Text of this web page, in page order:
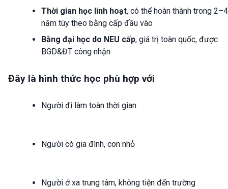
Thời gian học linh hoạt, có thể hoàn thành trong 2–4
năm tùy theo bằng cấp đầu vào
Bằng đại học do NEU cấp, giá trị toàn quốc, được
BGD&ĐT công nhận
Đây là hình thức học phù hợp với
Người đi làm toàn thời gian
Người có gia đình, con nhỏ
Người ở xa trung tâm, không tiện đến trường